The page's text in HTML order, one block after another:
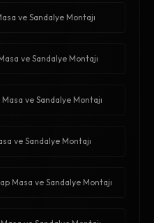
ve Sandalye Montajı
ve Sandalye Montajı
ve Sandalye Montajı
ve Sandalye Montajı
Masa ve Sandalye Montajı